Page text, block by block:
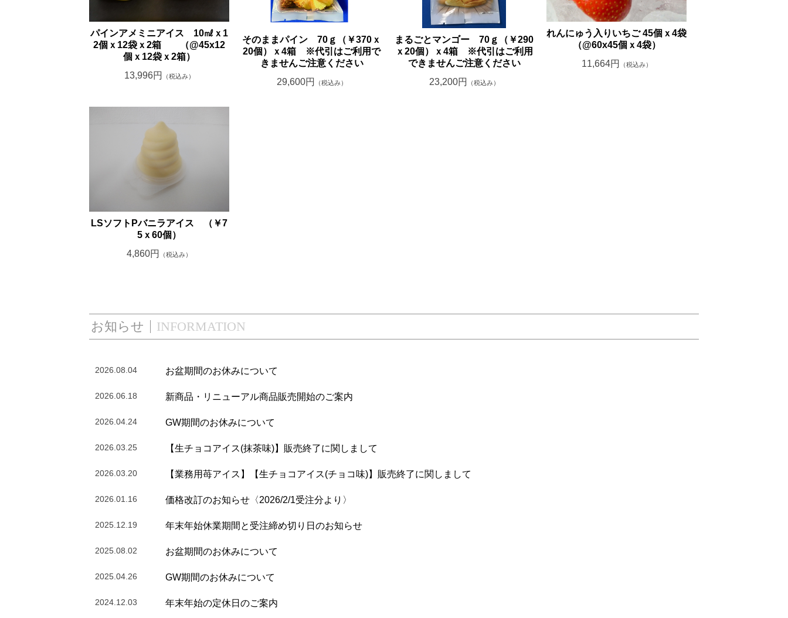
パインアメミニアイス 10㎖ｘ1
2個ｘ12袋ｘ2箱 （@45x12
個ｘ12袋ｘ2箱）
13,996円
（税込み）
そのままパイン 70ｇ（￥370ｘ
20個）ｘ4箱 ※代引はご利用で
きませんご注意ください
29,600円
（税込み）
まるごとマンゴー 70ｇ（￥290
ｘ20個）ｘ4箱 ※代引はご利用
できませんご注意ください
23,200円
（税込み）
れんにゅう入りいちご 45個ｘ4袋
（@60x45個ｘ4袋）
11,664円
（税込み）
LSソフトPバニラアイス （￥7
5ｘ60個）
4,860円
（税込み）
INFORMATION
お知らせ
2026.08.04 お盆期間のお休みについて
2026.06.18 新商品・リニューアル商品販売開始のご案内
2026.04.24 GW期間のお休みについて
2026.03.25 【生チョコアイス(抹茶味)】販売終了に関しまして
2026.03.20 【業務用苺アイス】【生チョコアイス(チョコ味)】販売終了に関しまして
2026.01.16 価格改訂のお知らせ〈2026/2/1受注分より〉
2025.12.19 年末年始休業期間と受注締め切り日のお知らせ
2025.08.02 お盆期間のお休みについて
2025.04.26 GW期間のお休みについて
2024.12.03 年末年始の定休日のご案内